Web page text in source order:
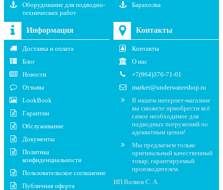
Оборудование для подводно-
технических работ
Барахолка
Информация
Доставка и оплата
Блог
Новости
Отзывы
LookBook
Гарантии
Обслуживание
Документы
Политика
конфиденциальности
Пользовательское соглашение
Публичная оферта
Контакты
Контакты
О нас
+7(964)376-71-01
market@underwatershop.ru
В нашем интернет-магазине
вы сможете приобрести всё
самое необходимое для
подводных погружений по
адекватным ценам!
Мы предлагаем только
оригинальный качественный
товар, гарантируемый
производителем.
ИП Волков С. А.